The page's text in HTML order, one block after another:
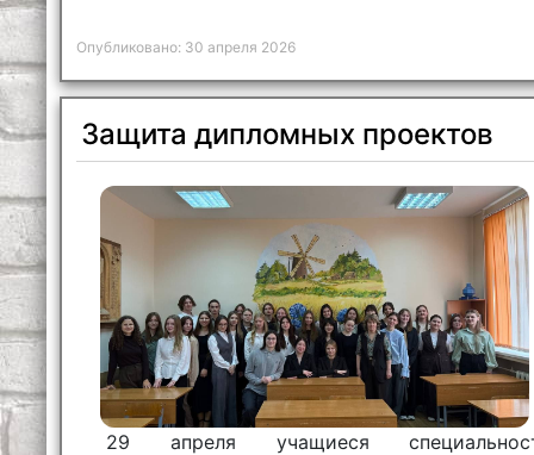
Опубликовано: 30 апреля 2026
Защита дипломных проектов
29 апреля учащиеся